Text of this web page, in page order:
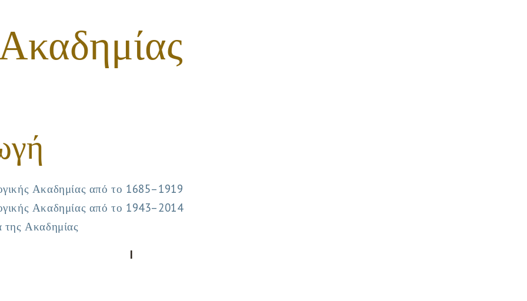
Ακαδημίας από το 1685–1919
Ακαδημίας από το 1943–2014
της Ακαδημίας
I